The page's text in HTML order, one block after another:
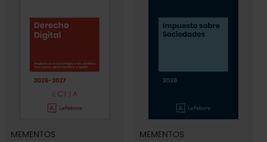
MEMENTOS
MEMENTOS